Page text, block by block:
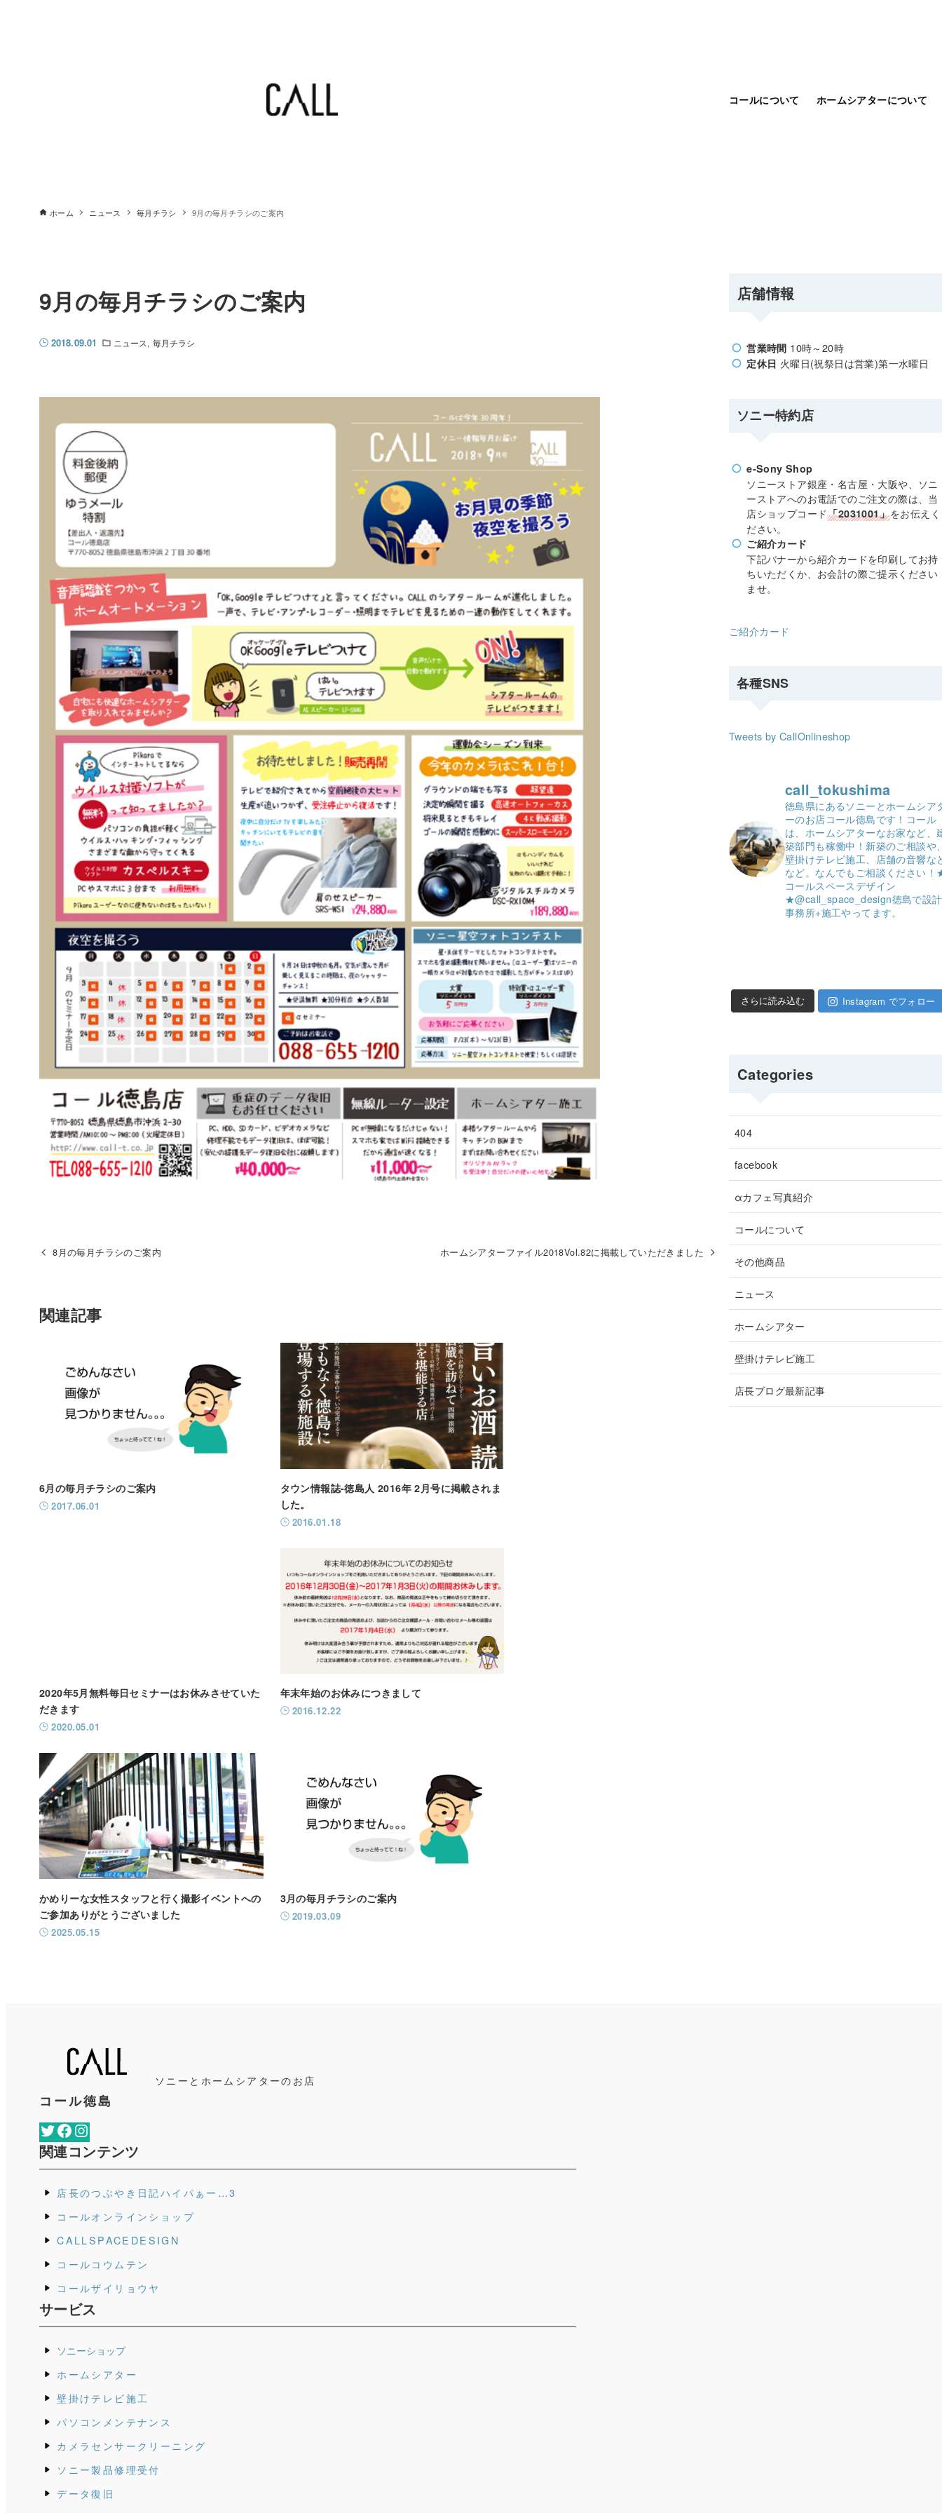
コールについて ホームシアターについて
ホーム ニュース 毎月チラシ 9月の毎月チラシのご案内
9月の毎月チラシのご案内
2018.09.01 ニュース 毎月チラシ
8月の毎月チラシのご案内 ホームシアターファイル2018Vol.82に掲載していただきました
関連記事
6月の毎月チラシのご案内
2017.06.01
タウン情報誌-徳島人 2016年 2月号に掲載されま
した。
2016.01.18
2020年5月無料毎日セミナーはお休みさせていた
だきます
2020.05.01
年末年始のお休みにつきまして
2016.12.22
かめりーな女性スタッフと行く撮影イベントへの
ご参加ありがとうございました
2025.05.15
3月の毎月チラシのご案内
2019.03.09
店舗情報
営業時間 10時～20時
定休日 火曜日(祝祭日は営業)第一水曜日
ソニー特約店
e-Sony Shop
ソニーストア銀座・名古屋・大阪や、ソニ
ーストアへのお電話でのご注文の際は、当
店ショップコード「2031001」をお伝えく
ださい。
ご紹介カード
下記バナーから紹介カードを印刷してお持
ちいただくか、お会計の際ご提示ください
ませ。
ご紹介カード
各種SNS
Tweets by CallOnlineshop
call_tokushima
徳島県にあるソニーとホームシア
ーのお店コール徳島です！ コール
は、ホームシアターなお家など、
築部門も稼働中！ 新築のご相談や
壁掛けテレビ施工、店舗の音響な
など。 なんでもご相談ください！
コールスペースデザイン
★@call_space_design徳島で設計
事務所+施工やってます。
さらに読み込む Instagram でフォロー
Categories
404
facebook
αカフェ写真紹介
コールについて
その他商品
ニュース
ホームシアター
壁掛けテレビ施工
店長ブログ最新記事
ソニーと ホームシアターのお店
コール徳島
TwitterFacebook
関連コンテンツ
店長のつぶやき日記ハイパぁー…3
コールオンラインショップ
CALLSPACEDESIGN
コールコウムテン
コールザイリョウヤ
サービス
ソニーショップ
ホームシアター
壁掛けテレビ施工
パソコンメンテナンス
カメラセンサークリーニング
ソニー製品修理受付
データ復旧